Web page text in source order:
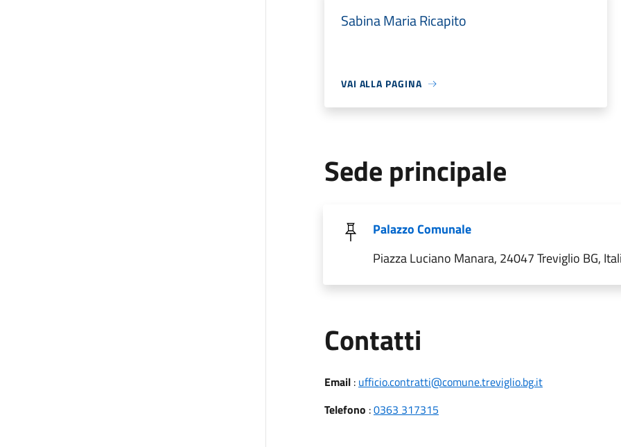
Sabina Maria Ricapito
VAI ALLA PAGINA
Sede principale
Palazzo Comunale
Piazza Luciano Manara, 24047 Treviglio BG,
Contatti
Email: ufficio.contratti@comune.treviglio.bg.it
Telefono :0363 317315